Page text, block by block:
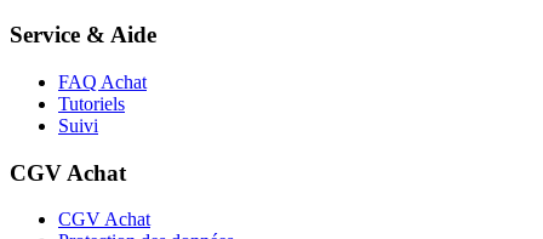
Service & Aide
FAQ Achat
Tutoriels
Suivi
CGV Achat
CGV Achat